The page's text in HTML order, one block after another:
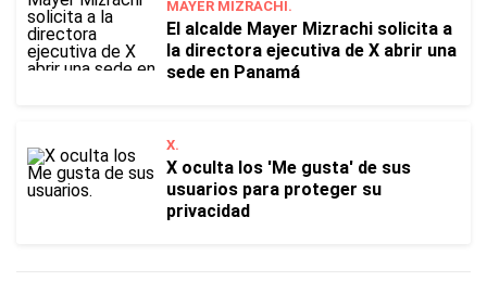
MAYER MIZRACHI.
El alcalde Mayer Mizrachi solicita a
la directora ejecutiva de X abrir una
sede en Panamá
X.
X oculta los 'Me gusta' de sus
usuarios para proteger su
privacidad